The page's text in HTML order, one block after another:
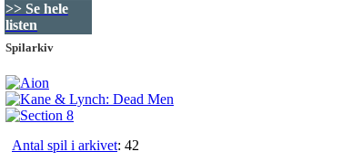
>> Se hele
listen
Spilarkiv
Antal spil i arkivet: 42